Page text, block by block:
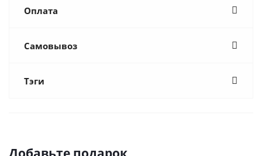
Оплата
Самовывоз
Тэги